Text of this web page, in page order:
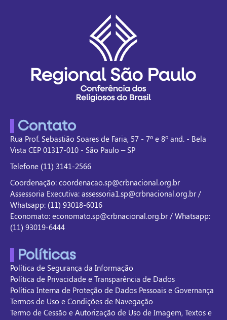
Contato
Rua Prof. Sebastião Soares de Faria, 57 - 7º e 8º and. - Bela
Vista CEP 01317-010 - São Paulo – SP
Telefone (11) 3141-2566
Coordenação: coordenacao.sp@crbnacional.org.br
Assessoria Executiva: assessoria1.sp@crbnacional.org.br /
Whatsapp: (11) 93018-6016
Economato: economato.sp@crbnacional.org.br / Whatsapp:
(11) 93019-6444
Políticas
Política de Segurança da Informação
Política de Privacidade e Transparência de Dados
Política Interna de Proteção de Dados Pessoais e Governança
Termos de Uso e Condições de Navegação
Termo de Cessão e Autorização de Uso de Imagem, Textos e